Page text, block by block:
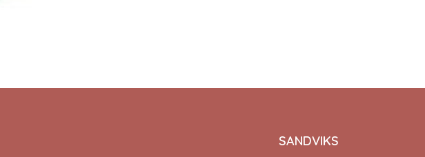
SANDVIKS